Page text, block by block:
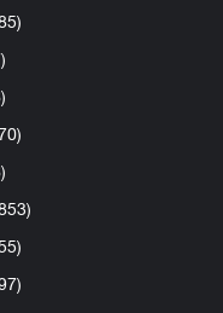
(1٬785)
(587)
(146)
(1٬770)
(246)
(13٬853)
(6٬655)
(1٬897)